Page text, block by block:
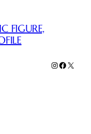
FIGURE,
Instagram
Facebook
X